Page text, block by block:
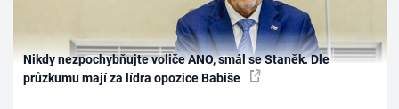
Nikdy nezpochybňujte voliče ANO, smál se Staněk. Dle
průzkumu mají za lídra opozice Babiše